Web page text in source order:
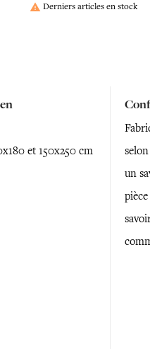
 Derniers articles en stock
et 150x250 cm
un